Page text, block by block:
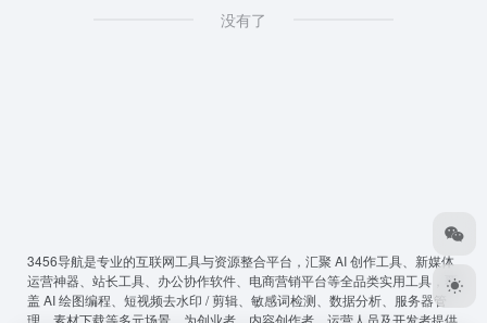
没有了
3456导航是专业的互联网工具与资源整合平台，汇聚 AI 创作工具、新媒体
运营神器、站长工具、办公协作软件、电商营销平台等全品类实用工具，覆
盖 AI 绘图编程、短视频去水印 / 剪辑、敏感词检测、数据分析、服务器管
理、素材下载等多元场景，为创业者、内容创作者、运营人员及开发者提供